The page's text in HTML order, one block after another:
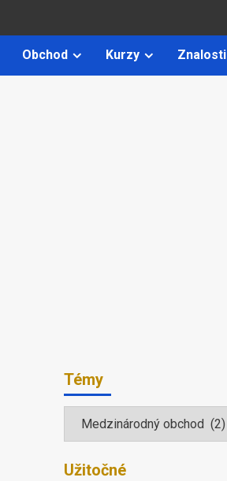
Obchod Kurzy Znalosti
Témy
Témy
Užitočné